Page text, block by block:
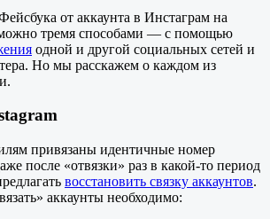
от аккаунта в Инстаграм на
тремя способами — с помощью
одной и другой социальных сетей и
Но мы расскажем о каждом из
привязаны идентичные номер
после «отвязки» раз в какой-то период
восстановить связку аккаунтов.
аккаунты необходимо: